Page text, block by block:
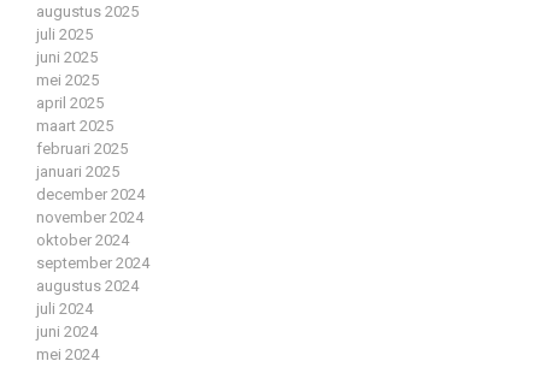
augustus 2025
juli 2025
juni 2025
mei 2025
april 2025
maart 2025
februari 2025
januari 2025
december 2024
november 2024
oktober 2024
september 2024
augustus 2024
juli 2024
juni 2024
mei 2024